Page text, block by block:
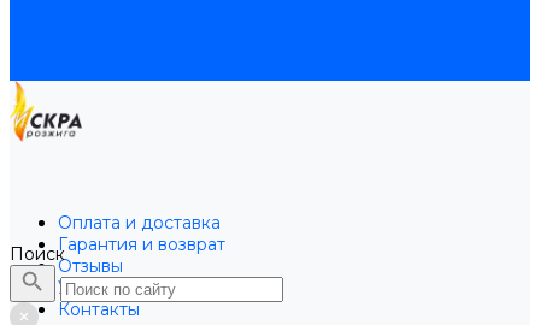
Оплата и доставка
Гарантия и возврат
Отзывы
Услуги
Контакты
Поиск